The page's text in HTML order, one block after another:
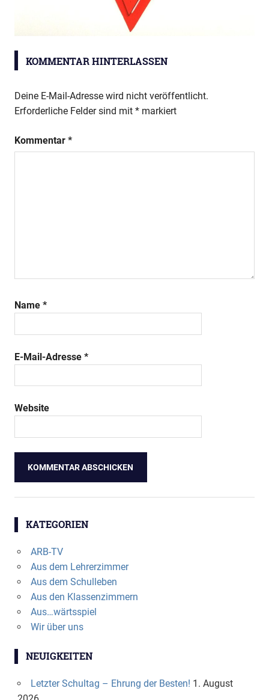
Adventskalender
KOMMENTAR HINTERLASSEN
Deine E-Mail-Adresse wird nicht veröffentlicht.
Erforderliche Felder sind mit * markiert
Kommentar *
Name *
E-Mail-Adresse *
Website
KATEGORIEN
ARB-TV
Aus dem Lehrerzimmer
Aus dem Schulleben
Aus den Klassenzimmern
Aus…wärtsspiel
Wir über uns
NEUIGKEITEN
Letzter Schultag – Ehrung der Besten! 1. August